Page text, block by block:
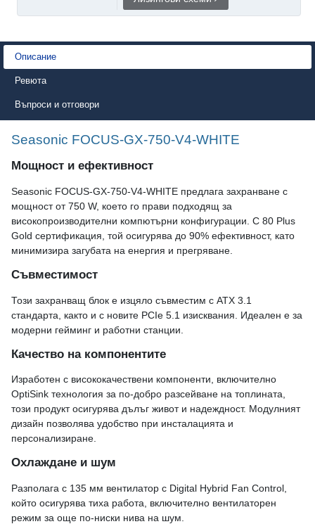
Описание
Ревюта
Въпроси и отговори
Seasonic FOCUS-GX-750-V4-WHITE
Мощност и ефективност
Seasonic FOCUS-GX-750-V4-WHITE предлага захранване с
мощност от 750 W, което го прави подходящ за
високопроизводителни компютърни конфигурации. С 80 Plus
Gold сертификация, той осигурява до 90% ефективност, като
минимизира загубата на енергия и прегряване.
Съвместимост
Този захранващ блок е изцяло съвместим с ATX 3.1
стандарта, както и с новите PCIe 5.1 изисквания. Идеален е за
модерни гейминг и работни станции.
Качество на компонентите
Изработен с висококачествени компоненти, включително
OptiSink технология за по-добро разсейване на топлината,
този продукт осигурява дълъг живот и надеждност. Модулният
дизайн позволява удобство при инсталацията и
персонализиране.
Охлаждане и шум
Разполага с 135 мм вентилатор с Digital Hybrid Fan Control,
който осигурява тиха работа, включително вентилаторен
режим за още по-ниски нива на шум.